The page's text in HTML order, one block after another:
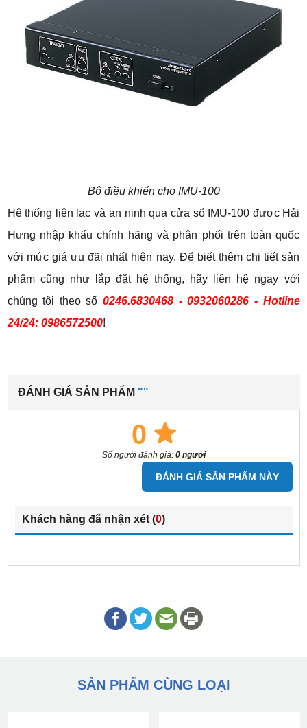
Bộ điều khiển cho IMU-100
Hệ thống liên lạc và an ninh qua cửa sổ IMU-100 được Hải
Hưng nhập khẩu chính hãng và phân phối trên toàn quốc
với mức giá ưu đãi nhất hiện nay. Để biết thêm chi tiết sản
phẩm cũng như lắp đặt hệ thống, hãy liên hệ ngay với
chúng tôi theo số 0246.6830468 - 0932060286 - Hotline
24/24: 0986572500!
ĐÁNH GIÁ SẢN PHẨM ""
0
Số người đánh giá: 0 người
ĐÁNH GIÁ SẢN PHẨM NÀY
Khách hàng đã nhận xét (0)
SẢN PHẨM CÙNG LOẠI